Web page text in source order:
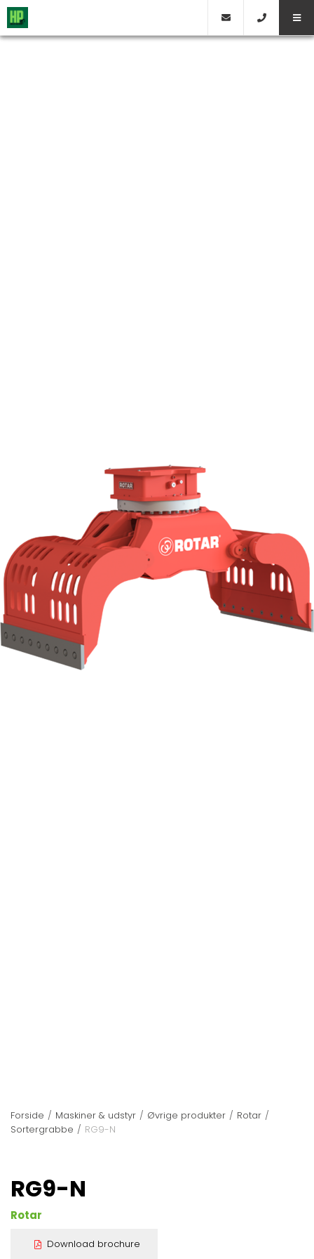
Forside / Maskiner & udstyr / Øvrige produkter / Rotar /
Sortergrabbe / RG9-N
RG9-N
Rotar
Download brochure